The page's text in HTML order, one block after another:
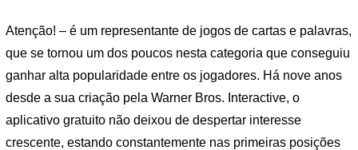
Atenção! – é um representante de jogos de cartas e palavras,
que se tornou um dos poucos nesta categoria que conseguiu
ganhar alta popularidade entre os jogadores. Há nove anos
desde a sua criação pela Warner Bros. Interactive, o
aplicativo gratuito não deixou de despertar interesse
crescente, estando constantemente nas primeiras posições